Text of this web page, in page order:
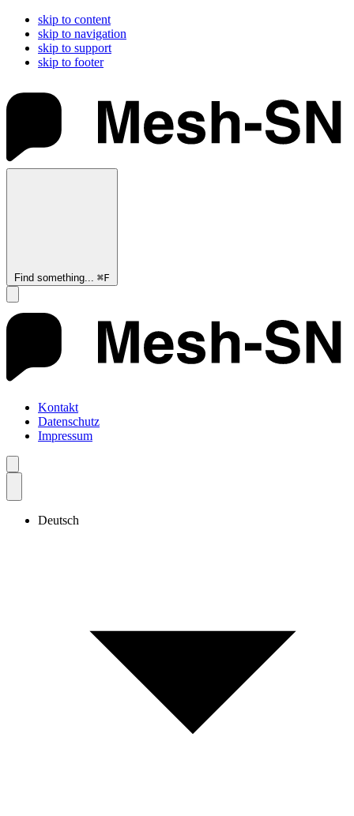
skip to content
skip to navigation
skip to support
skip to footer
Find something... ⌘F
Kontakt
Datenschutz
Impressum
Deutsch